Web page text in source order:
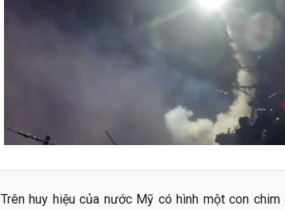
Trên huy hiệu của nước Mỹ có hình một con